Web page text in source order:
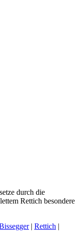
durch die
Rettich besondere
| Rettich |